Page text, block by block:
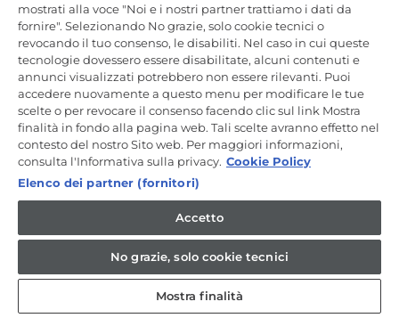
CANDY HOOVER GROUP S.r.I. - a Socio Unico - SEDE LEGALE: Via
Comolli, 57 - 20861 Brugherio (MB) - Italia - SEDI AMMINISTRATIVE:
Via Privata Eden Fumagalli snc - 20861 Brugherio (MB) e Via Trento
n. 20/A-22 - 20871 Vimercate (MB) - Italia - Tel.: +39.039.2086.1 - Fax:
+39.039.2086.237 - Capitale sociale € 35.000.000,00 i.v. - Cod.
Fiscale e n. iscr. al Registro Imprese di Milano-Monza-Brianza-Lodi
04666310158 - P. IVA 00786860965 - Numero REA: MB-1033934 -
direzione e coordinamento di Candy S.p.A. - Casella PEC:
candyhoovergroupsrl@legalmail.it
IT / Italiano
mostrati alla voce "Noi e i nostri partner trattiamo i dati da
fornire". Selezionando No grazie, solo cookie tecnici o
revocando il tuo consenso, le disabiliti. Nel caso in cui queste
tecnologie dovessero essere disabilitate, alcuni contenuti e
annunci visualizzati potrebbero non essere rilevanti. Puoi
accedere nuovamente a questo menu per modificare le tue
scelte o per revocare il consenso facendo clic sul link Mostra
finalità in fondo alla pagina web. Tali scelte avranno effetto nel
contesto del nostro Sito web. Per maggiori informazioni,
consulta l'Informativa sulla privacy. Cookie Policy
Elenco dei partner (fornitori)
Accetto
No grazie, solo cookie tecnici
Mostra finalità